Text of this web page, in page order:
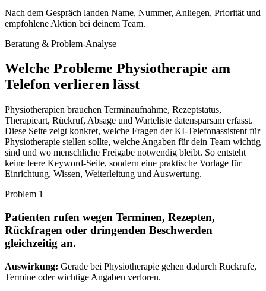
Nach dem Gespräch landen Name, Nummer, Anliegen, Priorität und
empfohlene Aktion bei deinem Team.
Beratung & Problem-Analyse
Welche Probleme Physiotherapie am
Telefon verlieren lässt
Physiotherapien brauchen Terminaufnahme, Rezeptstatus,
Therapieart, Rückruf, Absage und Warteliste datensparsam erfasst.
Diese Seite zeigt konkret, welche Fragen der KI-Telefonassistent für
Physiotherapie stellen sollte, welche Angaben für dein Team wichtig
sind und wo menschliche Freigabe notwendig bleibt. So entsteht
keine leere Keyword-Seite, sondern eine praktische Vorlage für
Einrichtung, Wissen, Weiterleitung und Auswertung.
Problem 1
Patienten rufen wegen Terminen, Rezepten,
Rückfragen oder dringenden Beschwerden
gleichzeitig an.
Auswirkung: Gerade bei Physiotherapie gehen dadurch Rückrufe,
Termine oder wichtige Angaben verloren.